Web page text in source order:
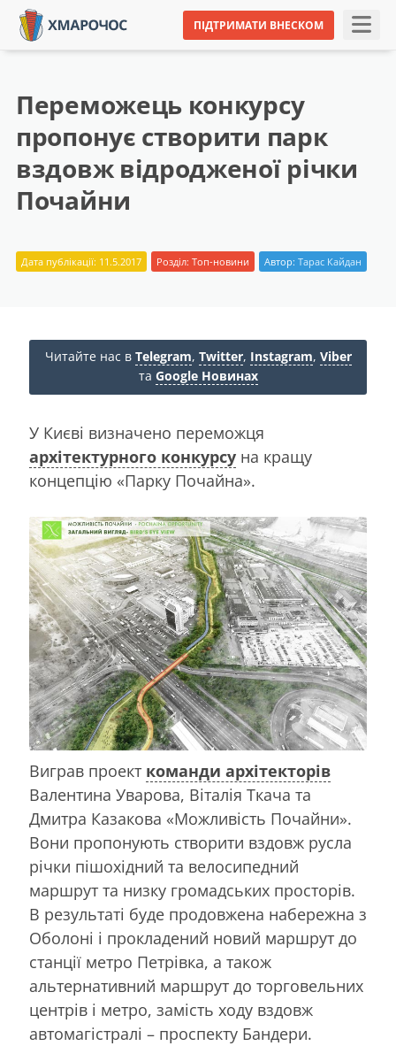
ПІДТРИМАТИ ВНЕСКОМ
Переможець конкурсу
пропонує створити парк
вздовж відродженої річки
Почайни
Дата публікації: 11.5.2017 Розділ: Топ-новини Автор: Тарас Кайдан
Читайте нас в Telegram, Twitter, Instagram, Viber
та Google Новинах
У Києві визначено переможця
архітектурного конкурсу на кращу
концепцію «Парку Почайна».
Виграв проект команди архітекторів
Валентина Уварова, Віталія Ткача та
Дмитра Казакова «Можливість Почайни».
Вони пропонують створити вздовж русла
річки пішохідний та велосипедний
маршрут та низку громадських просторів.
В результаті буде продовжена набережна з
Оболоні і прокладений новий маршрут до
станції метро Петрівка, а також
альтернативний маршрут до торговельних
центрів і метро, замість ходу вздовж
автомагістралі – проспекту Бандери.